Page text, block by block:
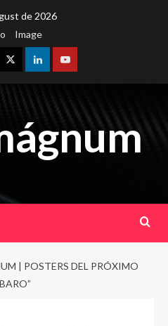
de 2026
Image
TwitterLinkedinYoutube
| POSTERS DEL PRÓXIMO